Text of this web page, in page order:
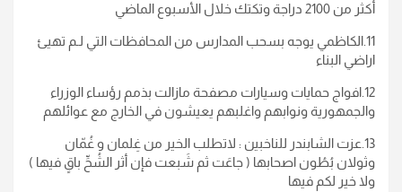
أكثر من 2100 دراجة وتكتك خلال الأسبوع الماضي
11.الكاظمي يوجه بسحب المدارس من المحافظات التي لـم تهيئ
اراضي البناء
12.افواج حمايات وسيارات مصفحة مازالت بذمم رؤساء الوزراء
والجمهورية ونوابهم واغلبهم يعيشون في الخارج مع عوائلهم
13.عزت الشابندر للناخبين : لاتطلب الخير من غِلمان و غُمّان
وثولان بُطُون اصحابها ( جاعَت ثم شَبعت فإن أثر الشُحِّ باقٍ فيها )
ولا خير لكم فيها